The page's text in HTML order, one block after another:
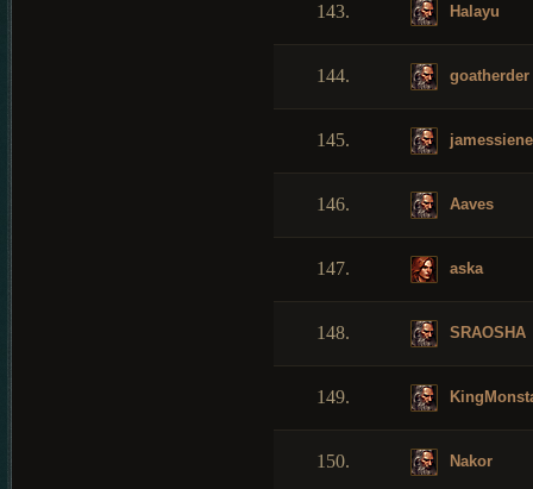
143. Halayu
144. goatherder
145. jamessiene
146. Aaves
147. aska
148. SRAOSHA
149.
150. Nakor